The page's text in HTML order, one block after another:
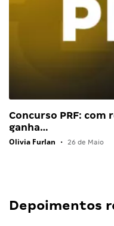
Concurso PRF:
ganha…
Olivia Furlan • 26 de Maio
Depoimentos